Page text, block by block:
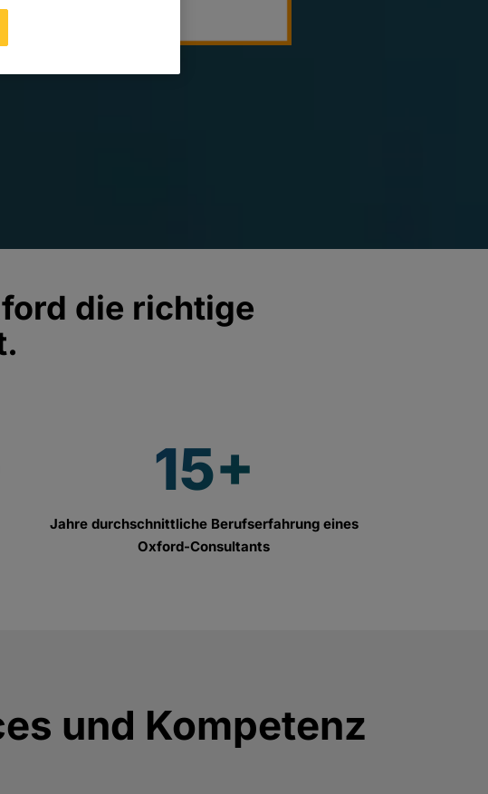
die richtige
15+
Jahre durchschnittliche Berufserfahrung eines
Oxford-Consultants
und Kompetenz